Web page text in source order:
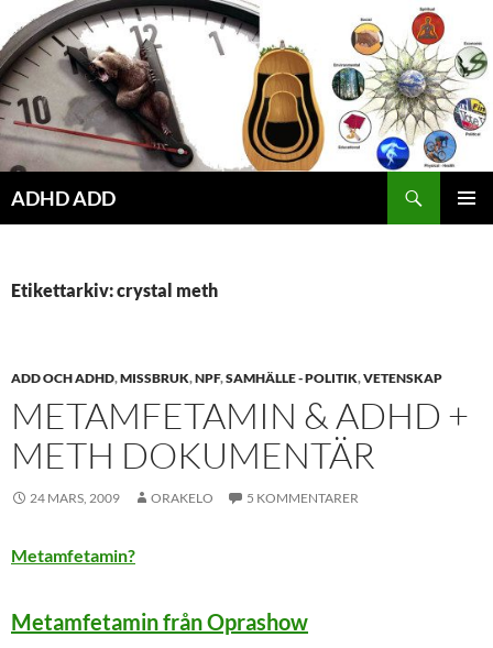
Hoppa
till
innehåll
ADHD ADD
Etikettarkiv: crystal meth
ADD OCH ADHD,MISSBRUK,NPF,SAMHÄLLE - POLITIK,VETENSKAP
METAMFETAMIN & ADHD +
METH DOKUMENTÄR
24 MARS, 2009 ORAKELO 5 KOMMENTARER
Metamfetamin?
Metamfetamin från Oprashow